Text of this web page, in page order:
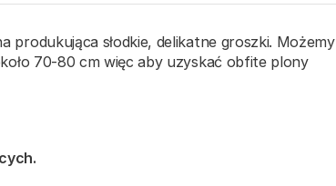
produkująca słodkie, delikatne groszki. Możemy
70-80 cm więc aby uzyskać obfite plony